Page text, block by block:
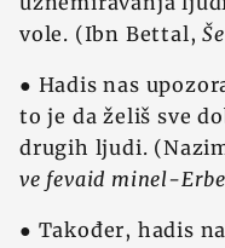
vole. (Ibn Bettal,
● Hadis nas
to je da želiš sve
drugih ljudi.
ve fevaid minel-
● Također, hadis